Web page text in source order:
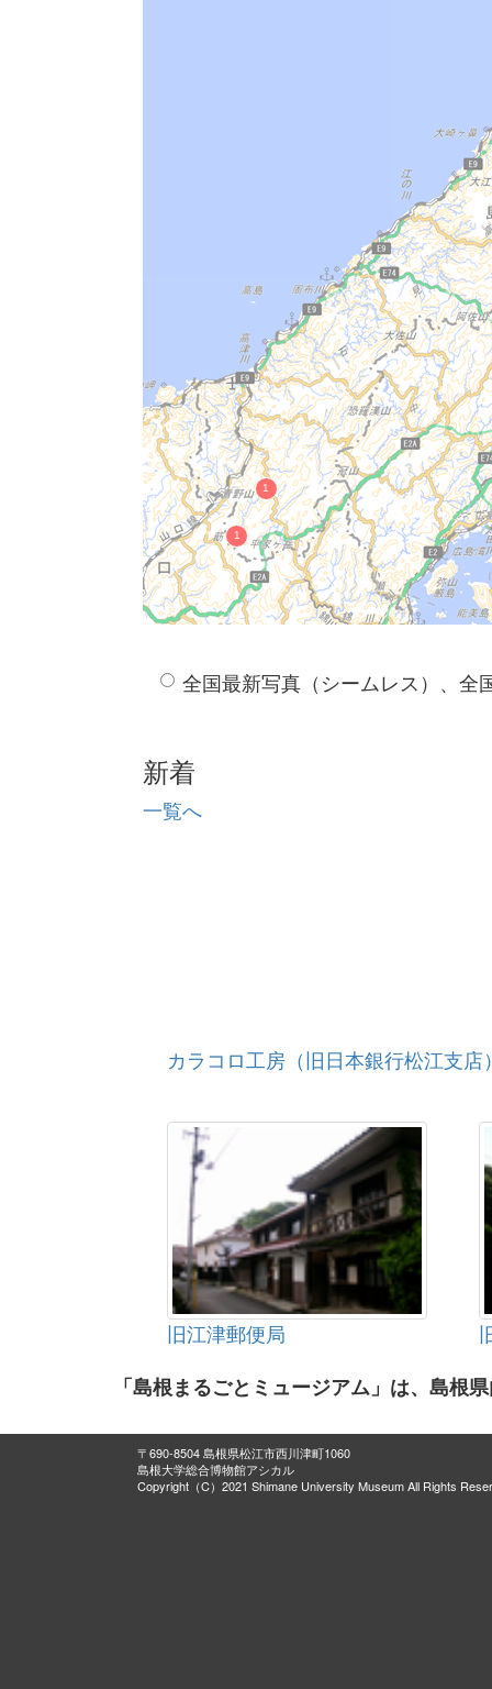
全国最新写真（シームレス）、全
新着
一覧へ
カラコロ工房（旧日本銀行松江支店
旧江津郵便局
「島根まるごとミュージアム」は、島根
〒690-8504 島根県松江市西川津町1060
島根大学総合博物館アシカル
Copyright（C）2021 Shimane University Museum All Rights